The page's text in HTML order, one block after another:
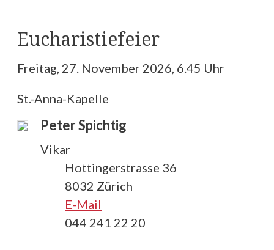
Eucharistiefeier
Freitag, 27. November 2026, 6.45 Uhr
St.-Anna-Kapelle
Peter Spichtig
Vikar
Hottingerstrasse 36
8032 Zürich
E-Mail
044 241 22 20